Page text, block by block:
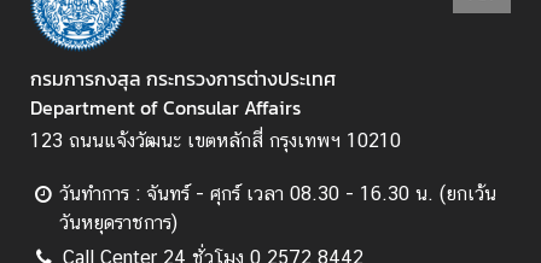
f
o
r
m
a
i
o
กรมการกงสุล กระทรวงการต่างประเทศ
Department of Consular Affairs
123 ถนนแจ้งวัฒนะ เขตหลักสี่ กรุงเทพฯ 10210
วันทำการ : จันทร์ - ศุกร์ เวลา 08.30 - 16.30 น. (ยกเว้น
วันหยุดราชการ)
Call Center 24 ชั่วโมง 0 2572 8442